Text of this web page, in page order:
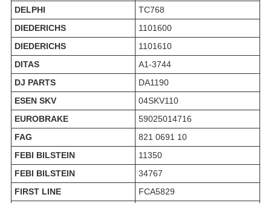
DELPHI
TC768
DIEDERICHS
1101600
DIEDERICHS
1101610
DITAS
A1-3744
DJ PARTS
DA1190
ESEN SKV
04SKV110
EUROBRAKE
59025014716
FAG
821 0691 10
FEBI BILSTEIN
11350
FEBI BILSTEIN
34767
FIRST LINE
FCA5829